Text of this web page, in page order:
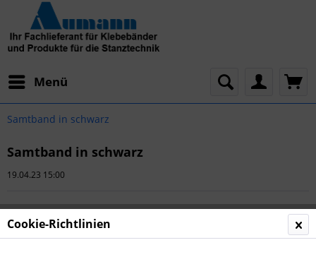
Menü
Samtband in schwarz
Samtband in schwarz
19.04.23 15:00
Cookie-Richtlinien